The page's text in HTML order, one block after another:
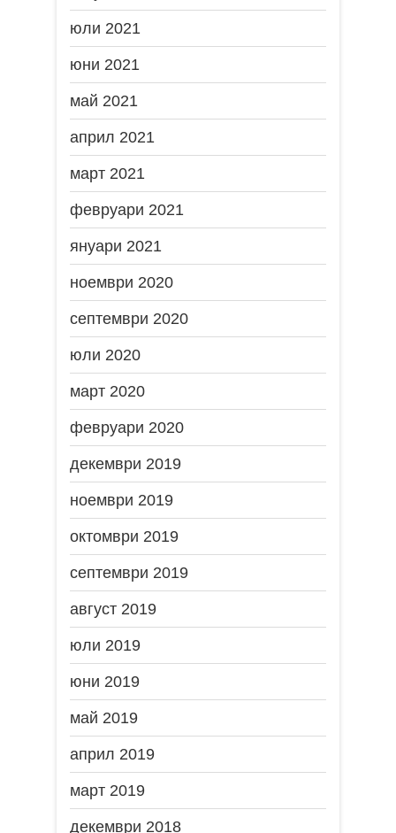
юли 2021
юни 2021
май 2021
април 2021
март 2021
февруари 2021
януари 2021
ноември 2020
септември 2020
юли 2020
март 2020
февруари 2020
декември 2019
ноември 2019
октомври 2019
септември 2019
август 2019
юли 2019
юни 2019
май 2019
април 2019
март 2019
декември 2018